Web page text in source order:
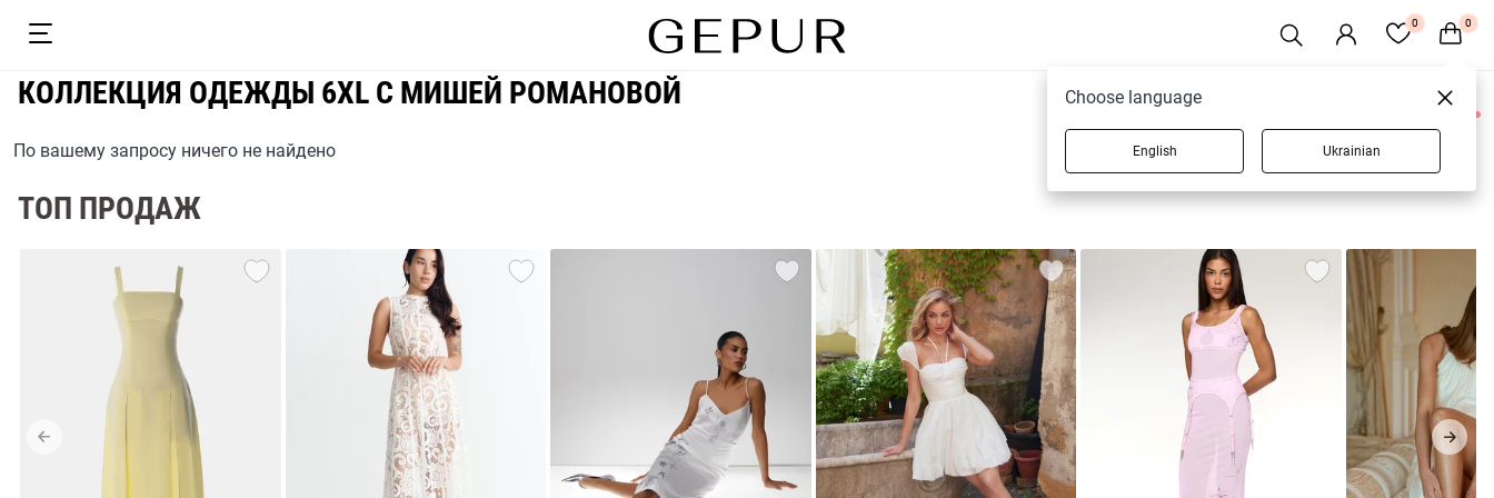
0 0
КОЛЛЕКЦИЯ ОДЕЖДЫ 6XL С МИШЕЙ РОМАНОВОЙ
0 товаров
По вашему запросу ничего не найдено
ТОП ПРОДАЖ
Choose language
English Ukrainian